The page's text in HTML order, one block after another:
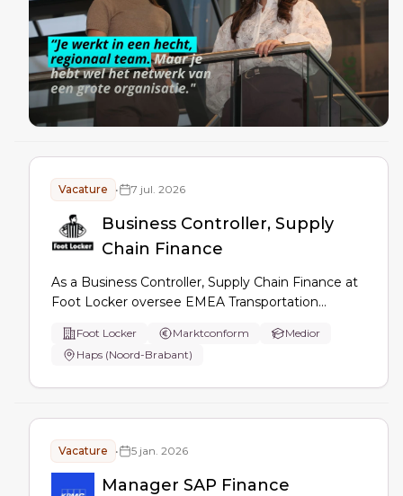
Vacature • 7 jul. 2026
Business Controller, Supply
Chain Finance
As a Business Controller, Supply Chain Finance at
Foot Locker oversee EMEA Transportation
and reporting. Partner with Operations to drive
expense visibility, variance tracking, and
Foot Locker Marktconform
Medior
Haps (Noord-Brabant)
Vacature • 5 jan. 2026
Manager SAP Finance